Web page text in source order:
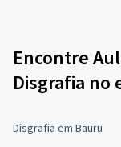
Encontre
Disgrafia no
Disgrafia em Bauru